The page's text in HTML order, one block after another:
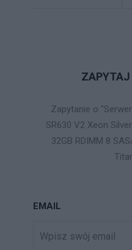
ZAPYTAJ
Zapytanie o
SR630 V2 Xeon
32GB RDIMM 8
EMAIL